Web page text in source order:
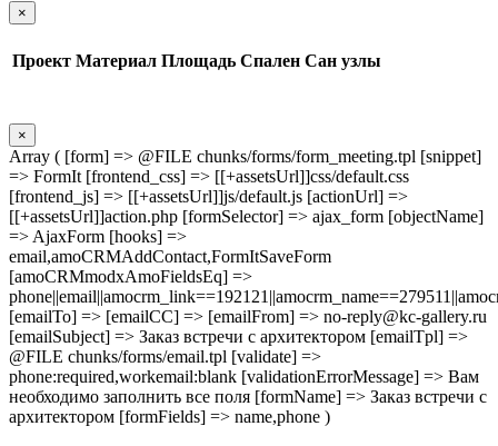
×
Проект Материал Площадь Спален Сан узлы
×
Array ( [form] => @FILE chunks/forms/form_meeting.tpl [snippet]
=> FormIt [frontend_css] => [[+assetsUrl]]css/default.css
[frontend_js] => [[+assetsUrl]]js/default.js [actionUrl] =>
[[+assetsUrl]]action.php [formSelector] => ajax_form [objectName]
=> AjaxForm [hooks] =>
email,amoCRMAddContact,FormItSaveForm
[amoCRMmodxAmoFieldsEq] =>
[emailTo] => [emailCC] => [emailFrom] => no-reply@kc-gallery.ru
[emailSubject] => Заказ встречи с архитектором [emailTpl] =>
@FILE chunks/forms/email.tpl [validate] =>
phone:required,workemail:blank [validationErrorMessage] => Вам
необходимо заполнить все поля [formName] => Заказ встречи с
архитектором [formFields] => name,phone )